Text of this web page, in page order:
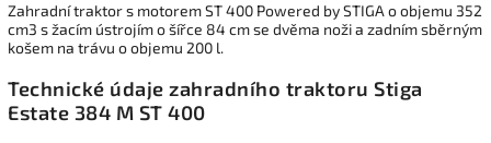
Zahradní traktor s motorem ST 400 Powered by STIGA o objemu 352
cm3 s žacím ústrojím o šířce 84 cm se dvěma noži a zadním sběrným
košem na trávu o objemu 200 l.
Technické údaje zahradního traktoru Stiga
Estate 384 M ST 400